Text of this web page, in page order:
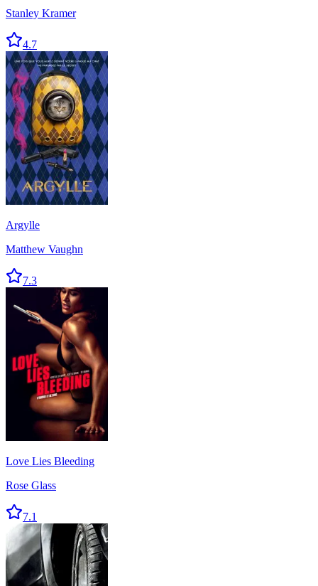
Stanley Kramer
4.7
Argylle
Matthew Vaughn
7.3
Love Lies Bleeding
Rose Glass
7.1